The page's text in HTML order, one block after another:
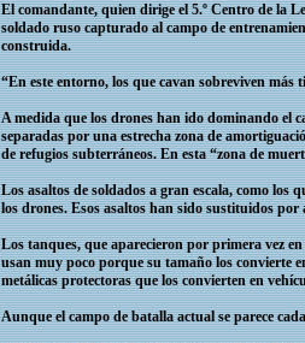
El comandante, quien dirige el 5.º Centro de la
soldado ruso capturado al campo de
construida.
“En este entorno, los que cavan sobreviven
A medida que los drones han ido dominando el
separadas por una estrecha zona de
de refugios subterráneos. En esta “zona de
Los asaltos de soldados a gran escala, como los
los drones. Esos asaltos han sido sustituidos por
Los tanques, que aparecieron por primera vez
usan muy poco porque su tamaño los convierte
metálicas protectoras que los convierten en
Aunque el campo de batalla actual se parece